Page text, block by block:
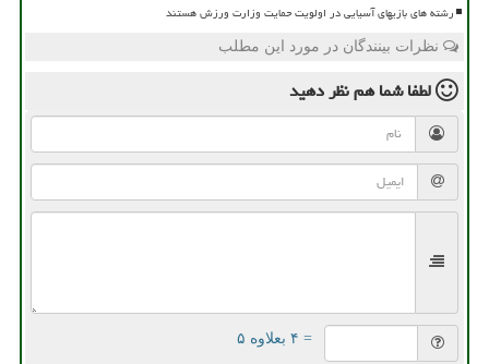
رشته های بازیهای آسیایی در اولویت حمایت وزارت ورزش هستند
نظرات بینندگان در مورد این مطلب
لطفا شما همنظر دهید
= ۴ بعلاوه ۵